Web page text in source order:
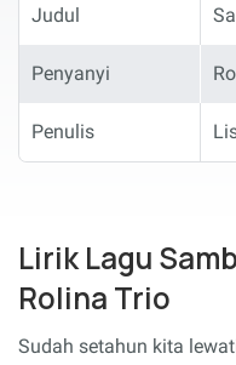
Judul
Penyanyi
Penulis
Lirik Lagu
Rolina Trio
Sudah setahun kita